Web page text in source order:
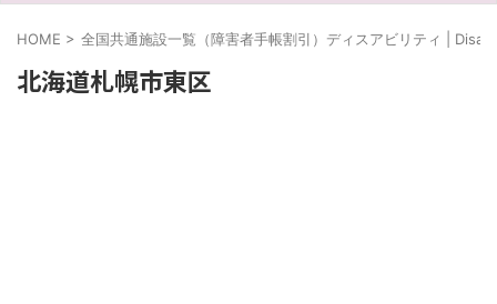
HOME > 全国共通施設一覧（障害者手帳割引）ディスアビリティ |
北海道札幌市東区